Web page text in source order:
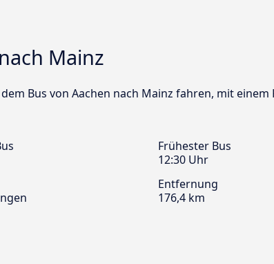
Mainz
Bus von Aachen nach Mainz fahren, mit einem
Frühester Bus
12:30 Uhr
Entfernung
176,4 km